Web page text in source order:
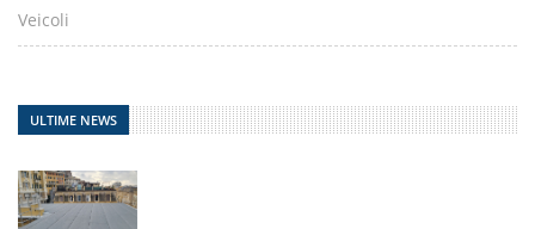
Veicoli
ULTIME NEWS